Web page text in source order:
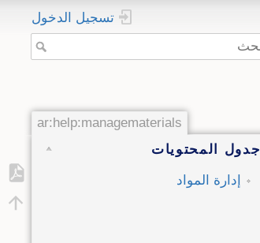
تسجيل الدخول
ar:help:managematerials
جدول المحتويات
إدارة المواد